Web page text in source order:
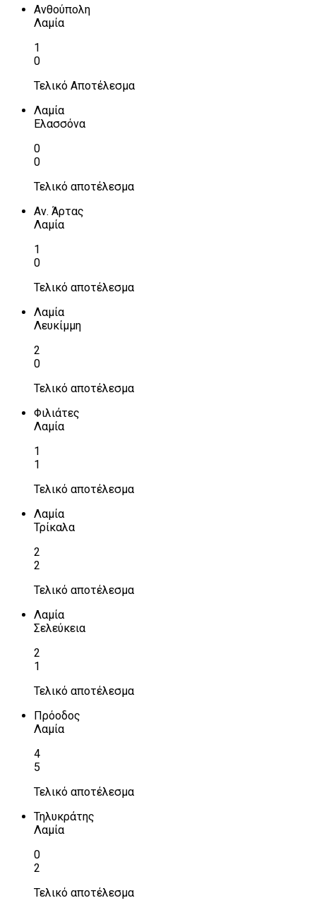
Ανθούπολη
Λαμία
1
0
Τελικό Αποτέλεσμα
Λαμία
Ελασσόνα
0
0
Τελικό αποτέλεσμα
Αν. Άρτας
Λαμία
1
0
Τελικό αποτέλεσμα
Λαμία
Λευκίμμη
2
0
Τελικό αποτέλεσμα
Φιλιάτες
Λαμία
1
1
Τελικό αποτέλεσμα
Λαμία
Τρίκαλα
2
2
Τελικό αποτέλεσμα
Λαμία
Σελεύκεια
2
1
Τελικό αποτέλεσμα
Πρόοδος
Λαμία
4
5
Τελικό αποτέλεσμα
Τηλυκράτης
Λαμία
0
2
Τελικό αποτέλεσμα